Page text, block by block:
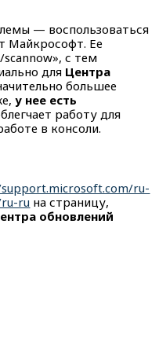
— воспользоваться
Майкрософт. Ее
с тем
для Центра
большее
у нее есть
работу для
в консоли.
ru-
ru на страницу,
обновлений